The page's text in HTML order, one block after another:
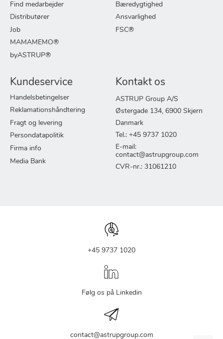
Find medarbejder
Distributører
Job
MAMAMEMO®
byASTRUP®
Bæredygtighed
Ansvarlighed
FSC®
Kundeservice
Handelsbetingelser
Reklamationshåndtering
Fragt og levering
Persondatapolitik
Firma info
Media Bank
Kontakt os
ASTRUP Group A/S
Østergade 134, 6900 Skjern
Danmark
Tel.: +45 9737 1020
E-mail:
contact@astrupgroup.com
CVR-nr.: 31061210
+45 9737 1020
Følg os på Linkedin
contact@astrupgroup.com